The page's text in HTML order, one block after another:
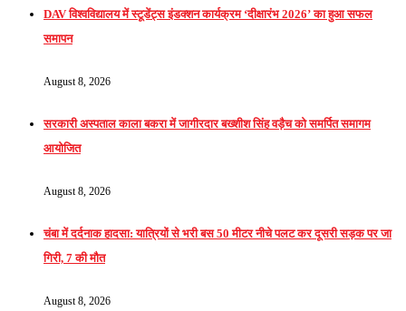
DAV विश्वविद्यालय में स्टूडेंट्स इंडक्शन कार्यक्रम ‘दीक्षारंभ 2026’ का हुआ सफल
समापन
August 8, 2026
सरकारी अस्पताल काला बकरा में जागीरदार बख्शीश सिंह वड़ैच को समर्पित समागम
आयोजित
August 8, 2026
चंबा में दर्दनाक हादसा: यात्रियों से भरी बस 50 मीटर नीचे पलट कर दूसरी सड़क पर जा
गिरी, 7 की मौत
August 8, 2026